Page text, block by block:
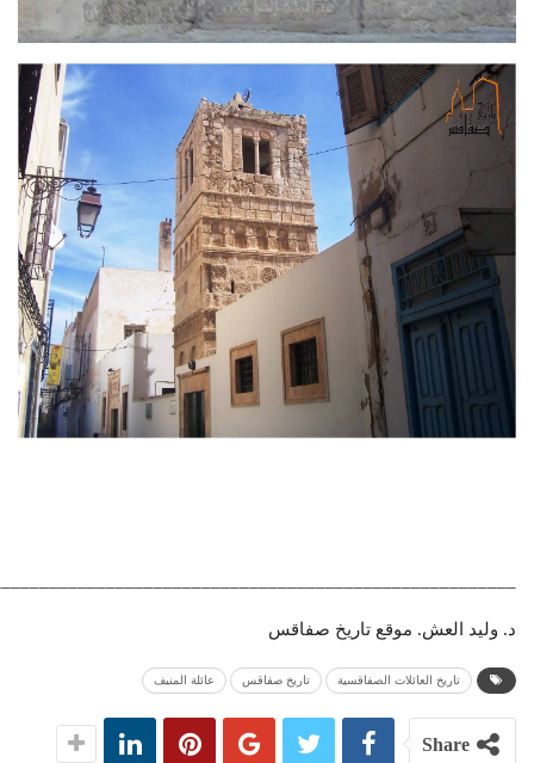
د. وليد العش. موقع تاريخ صفاقس
تاريخ العائلات الصفاقسية تاريخ صفاقس عائلة المنيف
Share